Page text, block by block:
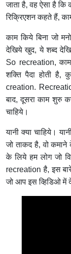
जाता है, वह ऐसा है
रिक्रिएशन कहते हैं,
काम किये बिना जो
देखिये खुद, ये शब्द
So recreation,
शक्ति पैदा होती
creation.
बाद, दूसरा काम शुरु
चाहिये।
यानी क्या चाहिये।
जो ताकद है, वो
के लिये हम लोग जो
recreation है, इस
जो आप इस व्हिडिओ